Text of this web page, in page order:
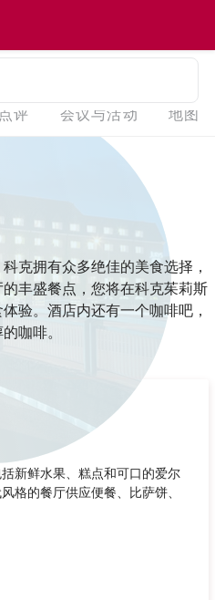
点评 会议与活动 地图
克拥有众多绝佳的美食选择，
丰盛餐点，您将在科克茱莉斯
验。酒店内还有一个咖啡吧，
咖啡。
新鲜水果、糕点和可口的爱尔
格的餐厅供应便餐、比萨饼、